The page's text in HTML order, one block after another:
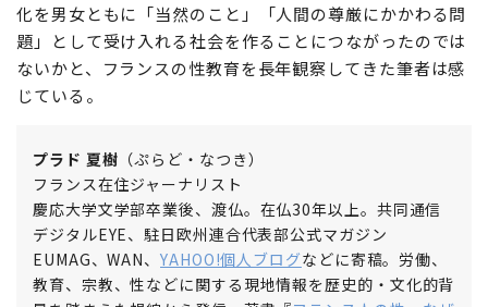
化を男女ともに「当然のこと」「人間の尊厳にかかわる問
題」として受け入れる社会を作ることにつながったのでは
ないかと、フランスの性教育を長年観察してきた筆者は感
じている。
プラド 夏樹 （ぷらど・なつき）
フランス在住ジャーナリスト
慶応大学文学部卒業後、渡仏。在仏30年以上。共同通信
デジタルEYE、駐日欧州連合代表部公式マガジン
EUMAG、WAN、 YAHOO!個人ブログなどに寄稿。労働、
教育、宗教、性などに関する現地情報を歴史的・文化的背